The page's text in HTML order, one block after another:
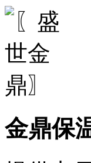
金鼎保